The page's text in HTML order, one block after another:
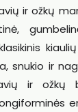
ir ožkų
snukio ir
ir ožkų